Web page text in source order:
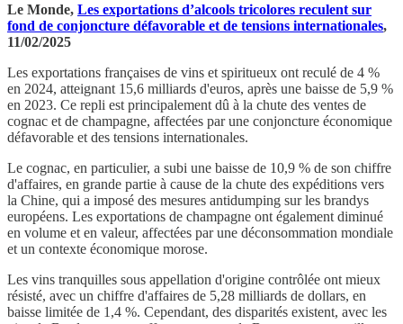
Le Monde, Les exportations d’alcools tricolores reculent sur
fond de conjoncture défavorable et de tensions internationales,
11/02/2025
Les exportations françaises de vins et spiritueux ont reculé de 4 %
en 2024, atteignant 15,6 milliards d'euros, après une baisse de 5,9 %
en 2023. Ce repli est principalement dû à la chute des ventes de
cognac et de champagne, affectées par une conjoncture économique
défavorable et des tensions internationales.
Le cognac, en particulier, a subi une baisse de 10,9 % de son chiffre
d'affaires, en grande partie à cause de la chute des expéditions vers
la Chine, qui a imposé des mesures antidumping sur les brandys
européens. Les exportations de champagne ont également diminué
en volume et en valeur, affectées par une déconsommation mondiale
et un contexte économique morose.
Les vins tranquilles sous appellation d'origine contrôlée ont mieux
résisté, avec un chiffre d'affaires de 5,28 milliards de dollars, en
baisse limitée de 1,4 %. Cependant, des disparités existent, avec les